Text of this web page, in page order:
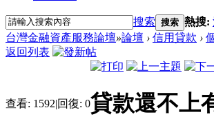
搜索 搜索 熱搜:
台灣金融資產服務論壇»論壇 › 信用貸款 ›
返回列表
查看: 1592|回復: 0貸款還不上